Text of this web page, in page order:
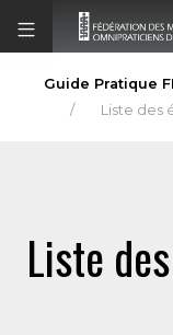
Guide Pratique
Liste des
Liste